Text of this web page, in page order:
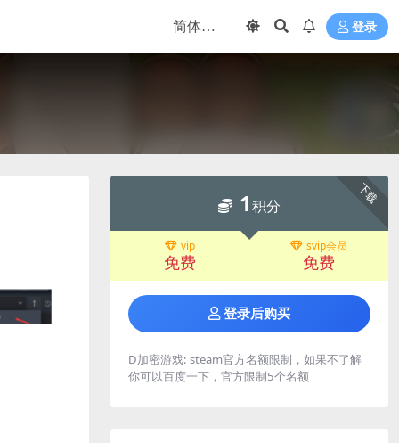
登录
下载
1积分
vip
免费
svip会员
免费
登录后购买
D加密游戏: steam官方名额限制，如果不了解
你可以百度一下，官方限制5个名额